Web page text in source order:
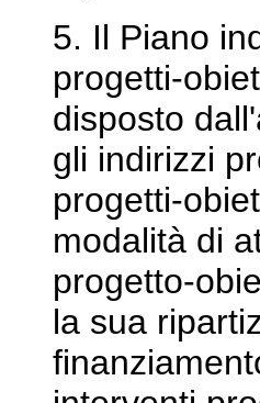
5. Il Piano
progetti-
disposto
gli indirizzi
progetti-
modalità di
progetto-
la sua